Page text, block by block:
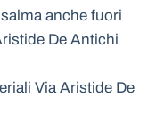
anche fuori
De Antichi
Via Aristide De